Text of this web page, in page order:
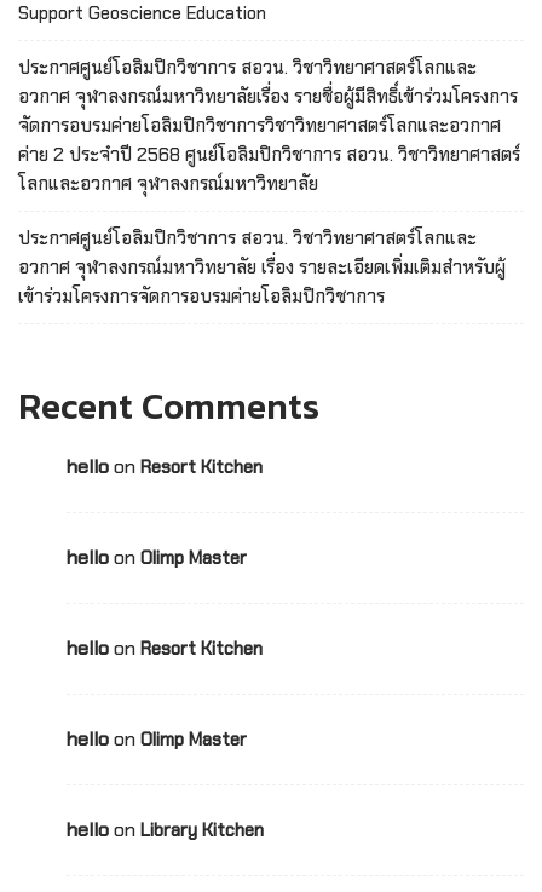
Support Geoscience Education
ประกาศศูนย์โอลิมปิกวิชาการ สอวน. วิชาวิทยาศาสตร์โลกและ
อวกาศ จุฬาลงกรณ์มหาวิทยาลัยเรื่อง รายชื่อผู้มีสิทธิ์เข้าร่วมโครงการ
จัดการอบรมค่ายโอลิมปิกวิชาการวิชาวิทยาศาสตร์โลกและอวกาศ
ค่าย 2 ประจำปี 2568 ศูนย์โอลิมปิกวิชาการ สอวน. วิชาวิทยาศาสตร์
โลกและอวกาศ จุฬาลงกรณ์มหาวิทยาลัย
ประกาศศูนย์โอลิมปิกวิชาการ สอวน. วิชาวิทยาศาสตร์โลกและ
อวกาศ จุฬาลงกรณ์มหาวิทยาลัย เรื่อง รายละเอียดเพิ่มเติมสำหรับผู้
เข้าร่วมโครงการจัดการอบรมค่ายโอลิมปิกวิชาการ
Recent Comments
helloon Resort Kitchen
helloon Olimp Master
helloon Resort Kitchen
helloon Olimp Master
helloon Library Kitchen